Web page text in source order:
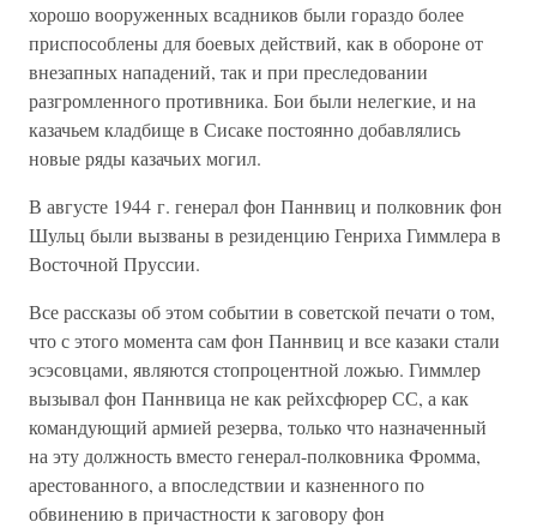
хорошо вооруженных всадников были гораздо более
приспособлены для боевых действий, как в обороне от
внезапных нападений, так и при преследовании
разгромленного противника. Бои были нелегкие, и на
казачьем кладбище в Сисаке постоянно добавлялись
новые ряды казачьих могил.
В августе 1944 г. генерал фон Паннвиц и полковник фон
Шульц были вызваны в резиденцию Генриха Гиммлера в
Восточной Пруссии.
Все рассказы об этом событии в советской печати о том,
что с этого момента сам фон Паннвиц и все казаки стали
эсэсовцами, являются стопроцентной ложью. Гиммлер
вызывал фон Паннвица не как рейхсфюрер СС, а как
командующий армией резерва, только что назначенный
на эту должность вместо генерал-полковника Фромма,
арестованного, а впоследствии и казненного по
обвинению в причастности к заговору фон